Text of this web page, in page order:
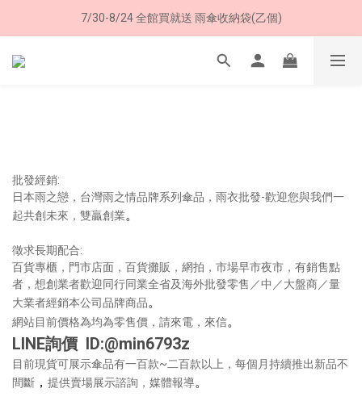
加入LINE好友➤領購物金50元 (現領現用)
7/30-8/24 全館買就送 雨傘收納袋(乙個)
加入LINE好友➤領購物金50元 (現領現用)
批發經銷:
日本雨之戀，台灣雨之情品牌系列傘品，雨衣批發-歡迎您與我們一
起共創未來，雙贏創業。
徵求長期配合:
百貨專櫃，門市店面，百貨攤販，網拍，市場早市夜市，有銷售點
者，想創業者歡迎同行同業全省及海外批發零售／中／大盤商／量
大業者經銷本公司品牌商品。
網站目前價格為均為零售價，請來電，來信。
LINE詢價 ID:@min6793z
目前現貨可展示傘品有一百款~二百款以上，每個月持續推出新品不
間斷 ， 提供賣場展示諮詢，媒體報導。